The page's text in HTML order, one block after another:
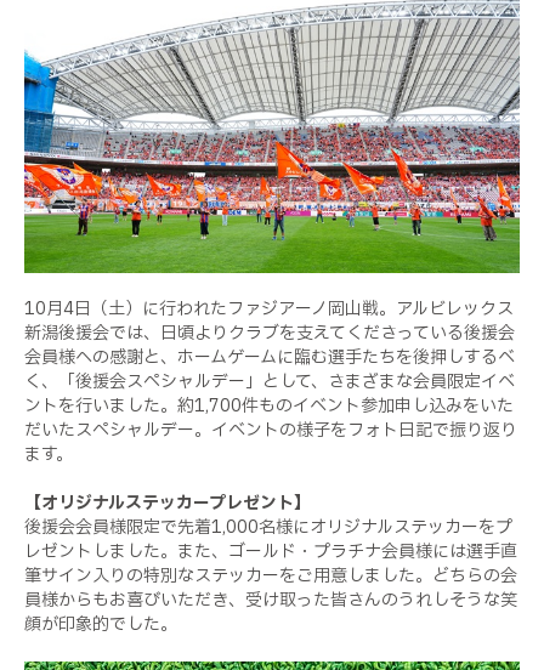
10月4日（土）に行われたファジアーノ岡山戦。アルビレックス
新潟後援会では、日頃よりクラブを支えてくださっている後援会
会員様への感謝と、ホームゲームに臨む選手たちを後押しするべ
く、「後援会スペシャルデー」として、さまざまな会員限定イベ
ントを行いました。約1,700件ものイベント参加申し込みをいた
だいたスペシャルデー。イベントの様子をフォト日記で振り返り
ます。
【オリジナルステッカープレゼント】
後援会会員様限定で先着1,000名様にオリジナルステッカーをプ
レゼントしました。また、ゴールド・プラチナ会員様には選手直
筆サイン入りの特別なステッカーをご用意しました。どちらの会
員様からもお喜びいただき、受け取った皆さんのうれしそうな笑
顔が印象的でした。